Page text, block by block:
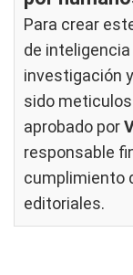
Para crear
de
investigación
sido
aprobado por
responsable
cumplimiento
editoriales.